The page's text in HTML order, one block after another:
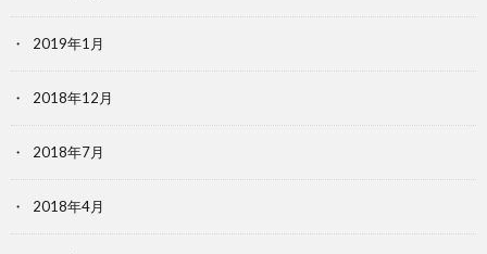
2019年1月
2018年12月
2018年7月
2018年4月